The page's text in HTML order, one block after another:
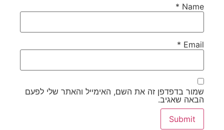
Name
*
Email
*
שמור בדפדפן זה את השם, האימייל והאתר שלי לפעם
הבאה שאגיב.